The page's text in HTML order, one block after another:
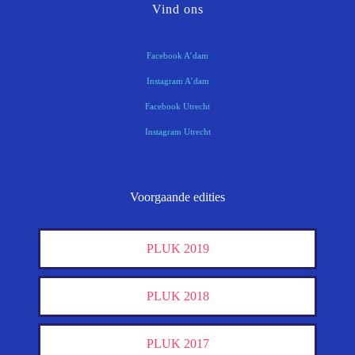
Vind ons
Facebook A’dam
Instagram A’dam
Facebook Utrecht
Instagram Utrecht
Voorgaande edities
PLUK 2019
PLUK 2018
PLUK 2017